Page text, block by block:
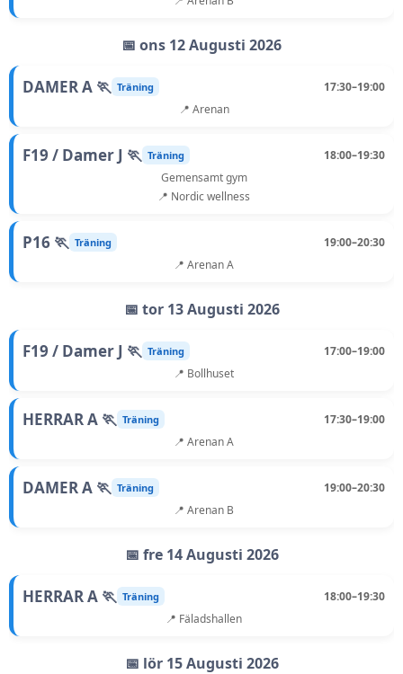
📅 ons 12 Augusti 2026
DAMER A 🏃 Träning
17:30–19:00
📍 Arenan
F19 / Damer J 🏃 Träning
18:00–19:30
Gemensamt gym
📍 Nordic wellness
P16 🏃 Träning
19:00–20:30
📍 Arenan A
📅 tor 13 Augusti 2026
F19 / Damer J 🏃 Träning
17:00–19:00
📍 Bollhuset
HERRAR A 🏃 Träning
17:30–19:00
📍 Arenan A
DAMER A 🏃 Träning
19:00–20:30
📍 Arenan B
📅 fre 14 Augusti 2026
HERRAR A 🏃 Träning
18:00–19:30
📍 Fäladshallen
📅 lör 15 Augusti 2026